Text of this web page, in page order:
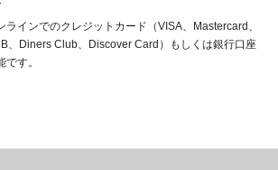
ラインでのクレジットカード（VISA、Mastercard、
、Diners Club、Discover Card）もしくは銀行口座
す。